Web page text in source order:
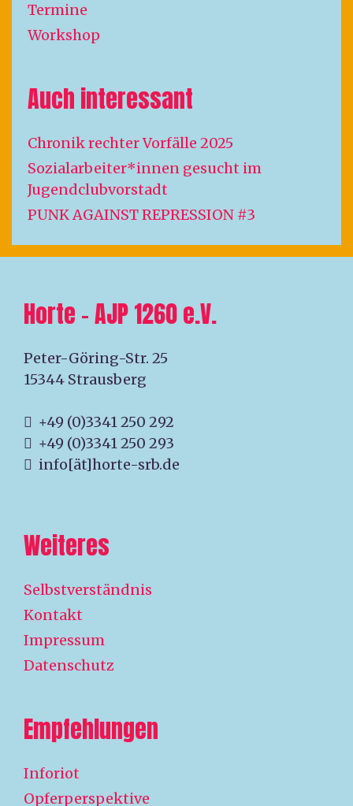
Termine
Workshop
Auch interessant
Chronik rechter Vorfälle 2025
Sozialarbeiter*innen gesucht im
Jugendclubvorstadt
PUNK AGAINST REPRESSION #3
Horte – AJP 1260 e.V.
Peter-Göring-Str. 25
15344 Strausberg
+49 (0)3341 250 292
+49 (0)3341 250 293
info[ät]horte-srb.de
Weiteres
Selbstverständnis
Kontakt
Impressum
Datenschutz
Empfehlungen
Inforiot
Opferperspektive